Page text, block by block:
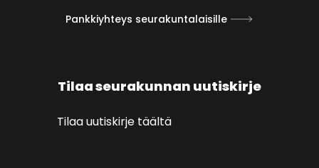
Pankkiyhteys seurakuntalaisille
Tilaa seurakunnan uutiskirje
Tilaa uutiskirje täältä